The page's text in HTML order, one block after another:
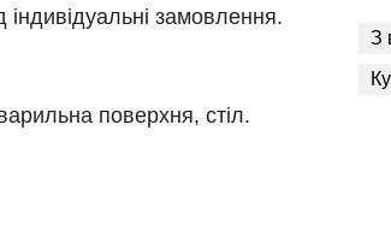
замовлення.
поверхня, стіл.
З